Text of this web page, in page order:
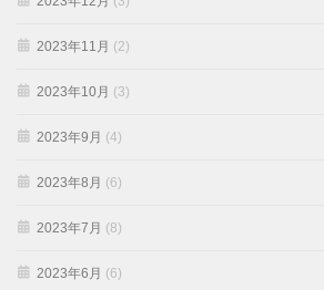
2023年11月 (2)
2023年10月 (3)
2023年9月 (4)
2023年8月 (6)
2023年7月 (8)
2023年6月 (6)